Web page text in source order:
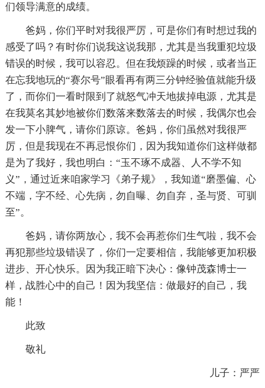
们领导满意的成绩。
爸妈，你们平时对我很严厉，可是你们有时想过我的
感受了吗？有时你们说我这说我那，尤其是当我重犯垃圾
错误的时候，我可以容忍。但在我烦躁的时候，或者当正
在忘我地玩的“赛尔号”眼看再有两三分钟经验值就能升级
了，而你们一看时限到了就怒气冲天地拔掉电源，尤其是
在我莫名其妙地被你们数落来数落去的时候，我偶尔也会
发一下小脾气，请你们原谅。爸妈，你们虽然对我很严
厉，但是我现在不再忌恨你们，因为我知道你们这样做都
是为了我好，我也明白：“玉不琢不成器、人不学不知
义”，通过近来咱家学习《弟子规》，我知道“磨墨偏、心
不端，字不经、心先病，勿自曝、勿自弃，圣与贤、可驯
至”。
爸妈，请你两放心，我不会再惹你们生气啦，我不会
再犯那些垃圾错误了，你们一定要相信，我能够更加积极
进步、开心快乐。因为我正暗下决心：像钟茂森博士一
样，战胜心中的自己！因为我坚信：做最好的自己，我
能！
此致
敬礼
儿子：严严